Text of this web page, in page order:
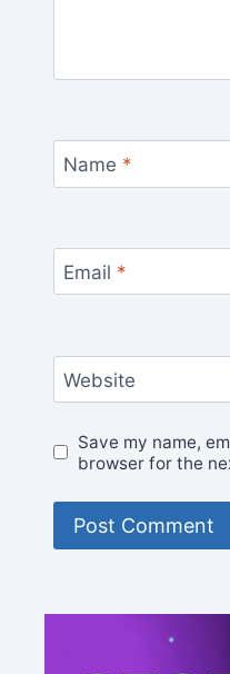
Name *
Email *
Website
Save my name,
browser for the